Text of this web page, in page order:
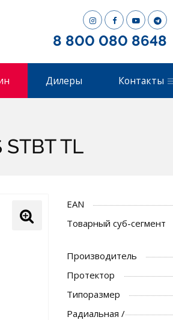
8 800 080 8648
Дилеры Контакты
TL
EAN
Товарный суб-сегмент
Производитель
Протектор
Типоразмер
Радиальная /